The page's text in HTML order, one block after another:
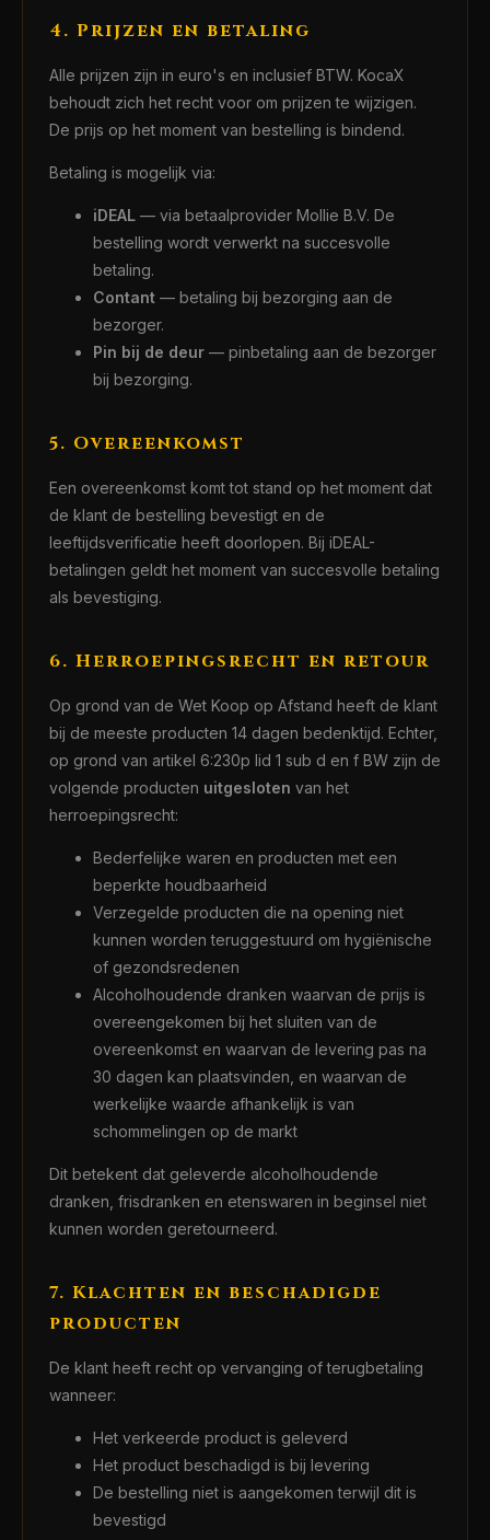
4. Prijzen en betaling
Alle prijzen zijn in euro's en inclusief BTW. KocaX
behoudt zich het recht voor om prijzen te wijzigen.
De prijs op het moment van bestelling is bindend.
Betaling is mogelijk via:
iDEAL — via betaalprovider Mollie B.V. De
bestelling wordt verwerkt na succesvolle
betaling.
Contant — betaling bij bezorging aan de
bezorger.
Pin bij de deur — pinbetaling aan de bezorger
bij bezorging.
5. Overeenkomst
Een overeenkomst komt tot stand op het moment dat
de klant de bestelling bevestigt en de
leeftijdsverificatie heeft doorlopen. Bij iDEAL-
betalingen geldt het moment van succesvolle betaling
als bevestiging.
6. Herroepingsrecht en retour
Op grond van de Wet Koop op Afstand heeft de klant
bij de meeste producten 14 dagen bedenktijd. Echter,
op grond van artikel 6:230p lid 1 sub d en f BW zijn de
volgende producten uitgesloten van het
herroepingsrecht:
Bederfelijke waren en producten met een
beperkte houdbaarheid
Verzegelde producten die na opening niet
kunnen worden teruggestuurd om hygiënische
of gezondsredenen
Alcoholhoudende dranken waarvan de prijs is
overeengekomen bij het sluiten van de
overeenkomst en waarvan de levering pas na
30 dagen kan plaatsvinden, en waarvan de
werkelijke waarde afhankelijk is van
schommelingen op de markt
Dit betekent dat geleverde alcoholhoudende
dranken, frisdranken en etenswaren in beginsel niet
kunnen worden geretourneerd.
7. Klachten en beschadigde
producten
De klant heeft recht op vervanging of terugbetaling
wanneer:
Het verkeerde product is geleverd
Het product beschadigd is bij levering
De bestelling niet is aangekomen terwijl dit is
bevestigd